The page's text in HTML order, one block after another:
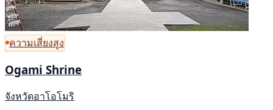
ความเสี่ยงสูง
Ogami Shrine
จังหวัดอาโอโมริ